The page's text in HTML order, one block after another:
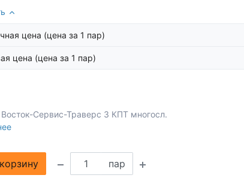
цена (цена за 1 пар)
цена (цена за 1 пар)
Восток-Сервис-Траверс 3 КПТ многосл.
пар